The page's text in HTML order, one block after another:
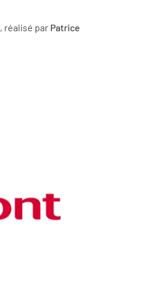
, réalisé par Patrice